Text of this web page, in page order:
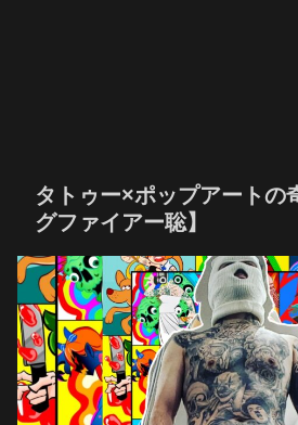
タトゥー×ポップアートの
グファイアー聡】